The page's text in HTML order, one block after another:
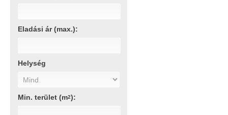
Eladási ár (max.):
Helység
Min. terület (m2):